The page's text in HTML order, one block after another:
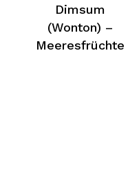
Dimsum
(Wonton) –
Meeresfrüchte